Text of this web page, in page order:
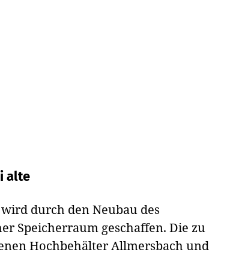
alte
durch den Neubau des
Speicherraum geschaffen. Die zu
Hochbehälter Allmersbach und